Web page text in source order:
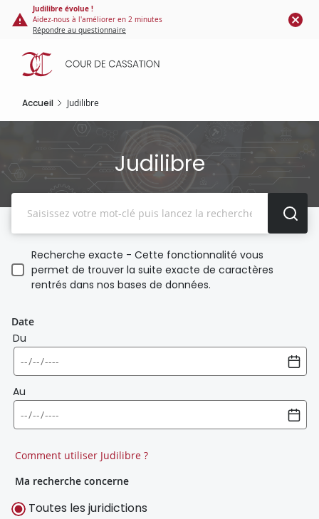
Panneau de gestion des cookies
contenu
principal
Judilibre évolue !
Aidez-nous à l'améliorer en 2 minutes
Répondre au questionnaire
Accueil Judilibre
Judilibre
Recherche exacte - Cette fonctionnalité vous
permet de trouver la suite exacte de caractères
rentrés dans nos bases de données.
Date
Du
Au
Comment utiliser Judilibre ?
Ma recherche concerne
Toutes les juridictions